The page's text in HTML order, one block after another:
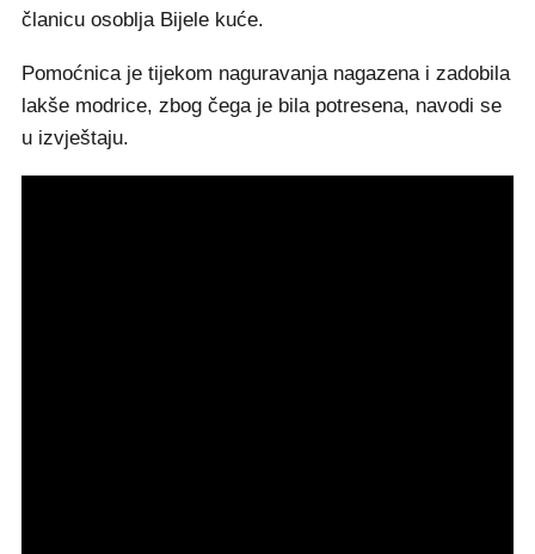
članicu osoblja Bijele kuće.
Pomoćnica je tijekom naguravanja nagazena i zadobila
lakše modrice, zbog čega je bila potresena, navodi se
u izvještaju.